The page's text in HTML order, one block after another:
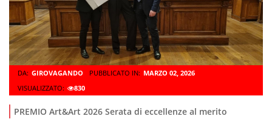
DA: GIROVAGANDO PUBBLICATO IN: MARZO 02, 2026
VISUALIZZATO:
830
PREMIO Art&Art 2026 Serata di eccellenze al merito